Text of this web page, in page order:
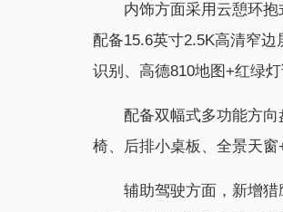
内饰方面采用云憩环
配备15.6英寸2.5K高清窄
识别、高德810地图+红绿
配备双幅式多功能方
椅、后排小桌板、全景天窗
辅助驾驶方面，新增